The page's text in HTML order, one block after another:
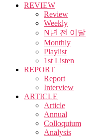
REVIEW
Review
Weekly
N년 전 이달
Monthly
Playlist
1st Listen
REPORT
Report
Interview
ARTICLE
Article
Annual
Colloquium
Analysis